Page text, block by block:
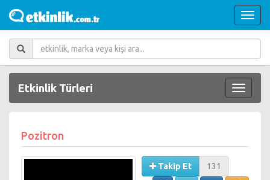
Etkinlik Türleri
Pozitron
Takip Et 131